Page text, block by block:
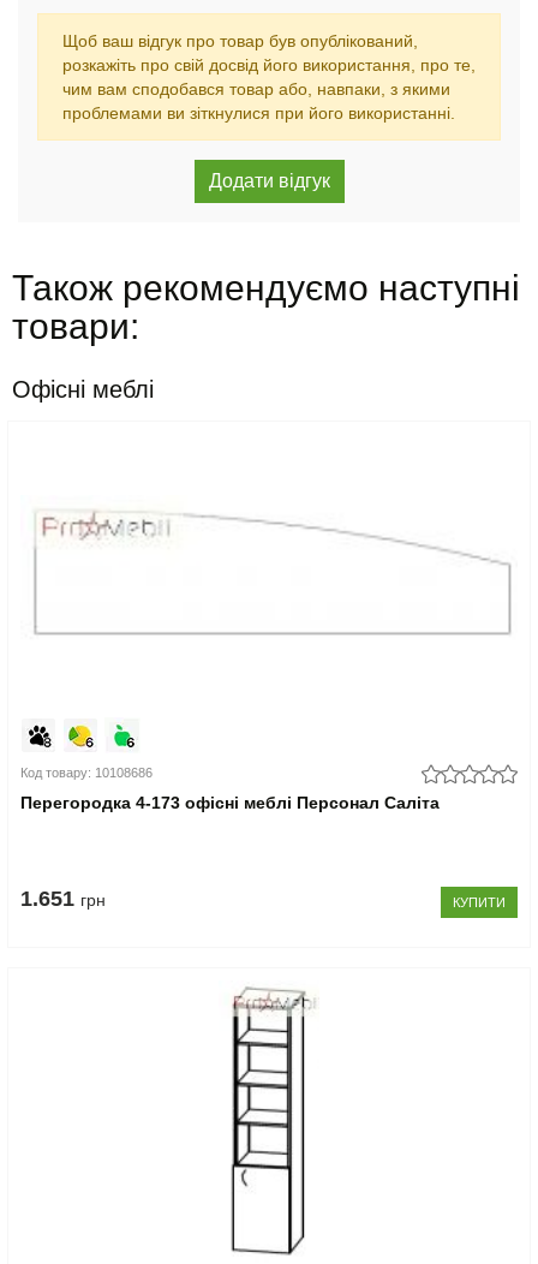
Щоб ваш відгук про товар був опублікований,
розкажіть про свій досвід його використання, про те,
чим вам сподобався товар або, навпаки, з якими
проблемами ви зіткнулися при його використанні.
Також рекомендуємо наступні
товари:
Офісні меблі
Код товару: 10108686
Перегородка 4-173 офісні меблі Персонал Саліта
1.651 грн КУПИТИ